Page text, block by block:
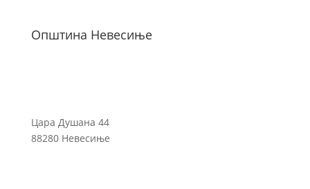
Општина Невесиње
Цара Душана 44
88280 Невесиње